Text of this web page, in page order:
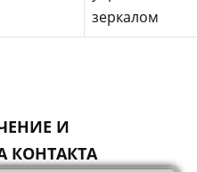
зеркалом
И
КОНТАКТА